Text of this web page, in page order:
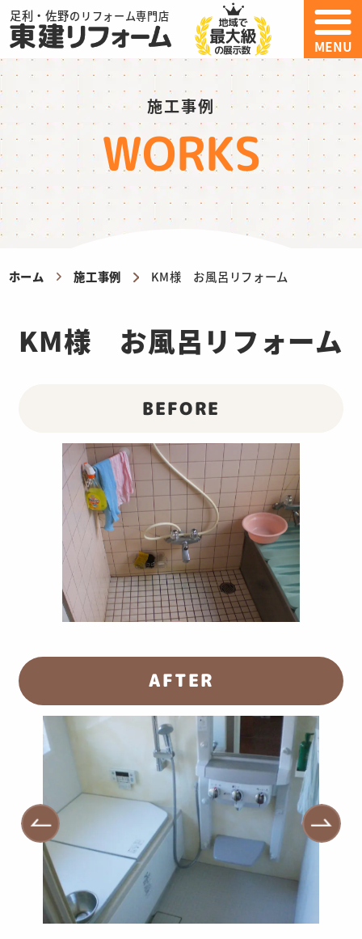
足利・佐野のリフォーム専門店
MENU
施工事例
WORKS
ホーム 施工事例 KM様 お風呂リフォーム
KM様 お風呂リフォーム
BEFORE
AFTER